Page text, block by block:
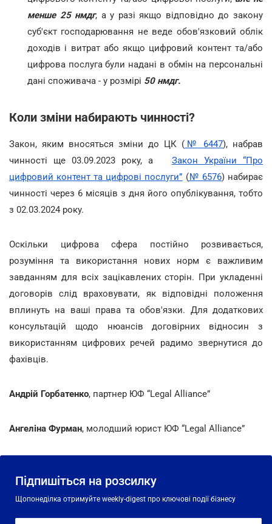
менше 25 нмдг, а у разі якщо відповідно до закону
суб'єкт господарювання не веде обов'язковий облік
доходів і витрат або якщо цифровий контент та/або
цифрова послуга були надані в обмін на персональні
дані споживача - у розмірі 50 нмдг.
Коли зміни набирають чинності?
Закон, яким вносяться зміни до ЦК ( № 6447), набрав
чинності ще 03.09.2023 року, а Закон України “Про
цифровий контент та цифрові послуги” (№ 6576) набирає
чинності через 6 місяців з дня його опублікування, тобто
з 02.03.2024 року.
Оскільки цифрова сфера постійно розвивається,
розуміння та використання нових норм є важливим
завданням для всіх зацікавлених сторін. При укладенні
договорів слід враховувати, як відповідні положення
вплинуть на ваші права та обов'язки. Для додаткових
консультацій щодо нюансів договірних відносин з
використанням цифрових речей радимо звернутися до
фахівців.
Андрій Горбатенко, партнер ЮФ “Legal Alliance”
Ангеліна Фурман, молодший юрист ЮФ “Legal Alliance”
Підпишіться на розсилку
Щопонеділка отримуйте weekly-digest про ключові події бізнесу